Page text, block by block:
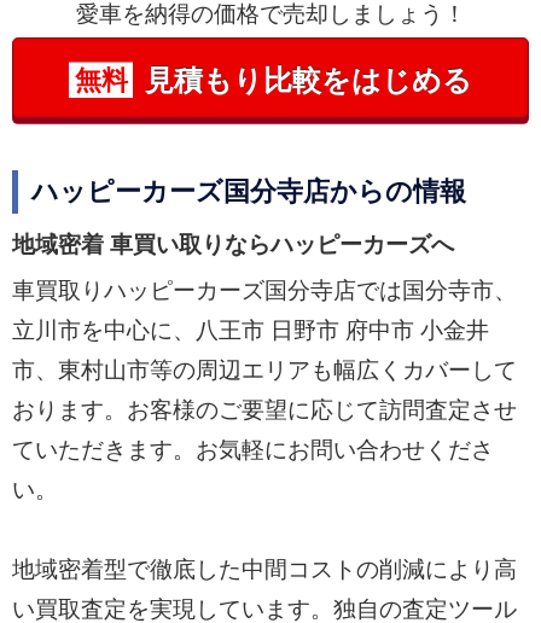
愛車を納得の価格で売却しましょう！
無料 見積もり比較をはじめる
ハッピーカーズ国分寺店からの情報
地域密着 車買い取りならハッピーカーズへ
車買取りハッピーカーズ国分寺店では国分寺市、
立川市を中心に、八王市 日野市 府中市 小金井
市、東村山市等の周辺エリアも幅広くカバーして
おります。お客様のご要望に応じて訪問査定させ
ていただきます。お気軽にお問い合わせくださ
い。
地域密着型で徹底した中間コストの削減により高
い買取査定を実現しています。独自の査定ツール